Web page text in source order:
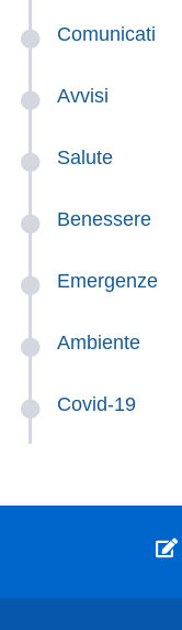
Comunicati
Avvisi
Salute
Benessere
Emergenze
Ambiente
Covid-19